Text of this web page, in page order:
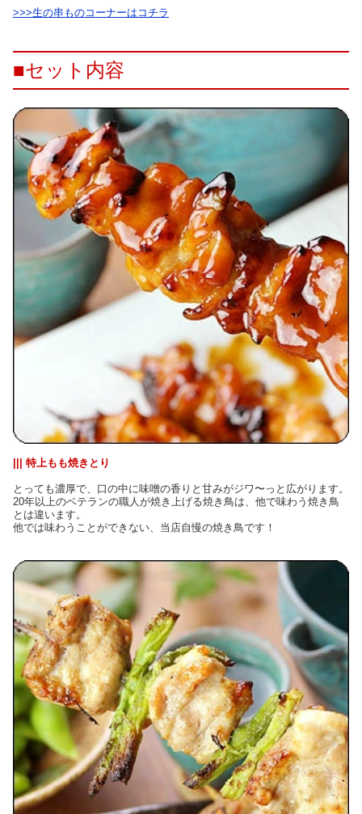
>>>生の串ものコーナーはコチラ
■セット内容
||| 特上もも焼きとり
とっても濃厚で、口の中に味噌の香りと甘みがジワ〜っと広がります。
20年以上のベテランの職人が焼き上げる焼き鳥は、他で味わう焼き鳥
とは違います。
他では味わうことができない、当店自慢の焼き鳥です！